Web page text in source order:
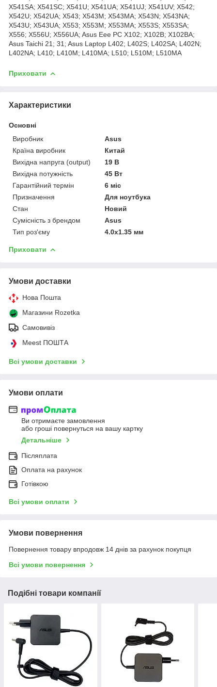
X541SA; X541SC; X541U; X541UA; X541UJ; X541UV; X542;
X542U; X542UA; X543; X543M; X543MA; X543N; X543NA;
X543U; X543UA; X553; X553M; X553MA; X553S; X553SA;
X556; X556U; X556UA; Asus Eee PC X102; X102B; X102BA;
Asus Taichi 21; 31; Asus Laptop L402; L402S; L402SA; L402N;
L402NA; L410; L410M; L410MA; L510; L510M; L510MA
Приховати
Характеристики
Основні
Виробник
Asus
Країна виробник
Китай
Вихідна напруга (output)
19 В
Вихідна потужність
45 Вт
Гарантійний термін
6 міс
Призначення
Для ноутбука
Стан
Новий
Сумісність з брендом
Asus
Тип роз'єму
4.0x1.35 мм
Приховати
Умови доставки
Нова Пошта
Магазини Rozetka
Самовивіз
Meest ПОШТА
Всі умови доставки
Умови оплати
Ви отримаєте замовлення
або гроші повернуться на вашу картку
Детальніше
Післяплата
Оплата на рахунок
Готівкою
Всі умови оплати
Умови повернення
Повернення товару впродовж 14 днів за рахунок покупця
Всі умови повернення
Подібні товари компанії